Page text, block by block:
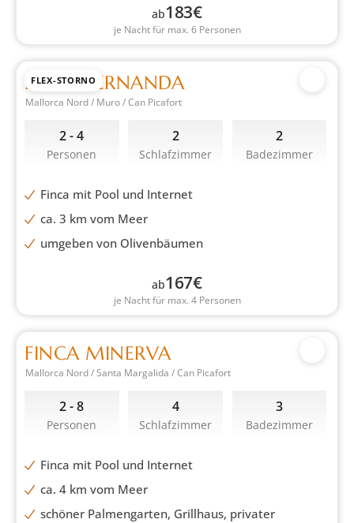
ab183€
je Nacht für max. 6 Personen
FLEX-STORNO
FINCA FERNANDA
Mallorca Nord / Muro / Can Picafort
2 - 4
Personen
2
Schlafzimmer
2
Badezimmer
Finca mit Pool und Internet
ca. 3 km vom Meer
umgeben von Olivenbäumen
ab167€
je Nacht für max. 4 Personen
FINCA MINERVA
Mallorca Nord / Santa Margalida / Can Picafort
2 - 8
Personen
4
Schlafzimmer
3
Badezimmer
Finca mit Pool und Internet
ca. 4 km vom Meer
schöner Palmengarten, Grillhaus, privater